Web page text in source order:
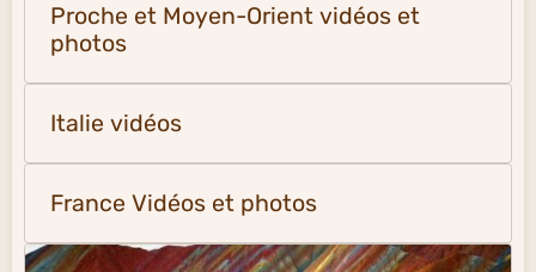
Proche et Moyen-Orient vidéos et
photos
Italie vidéos
France Vidéos et photos